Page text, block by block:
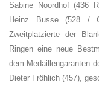
Sabine Noordhof (436
Heinz Busse (528 /
Zweitplatzierte der
Ringen eine neue
dem Medaillengaranten
Dieter Fröhlich (457),